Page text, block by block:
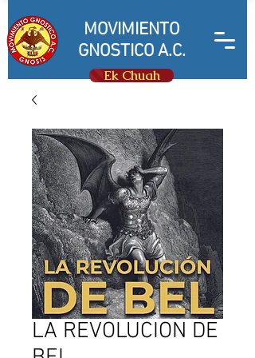
MOVIMIENTO
GNOSTICO A.C.
Ek Chuah
LA REVOLUCION DE